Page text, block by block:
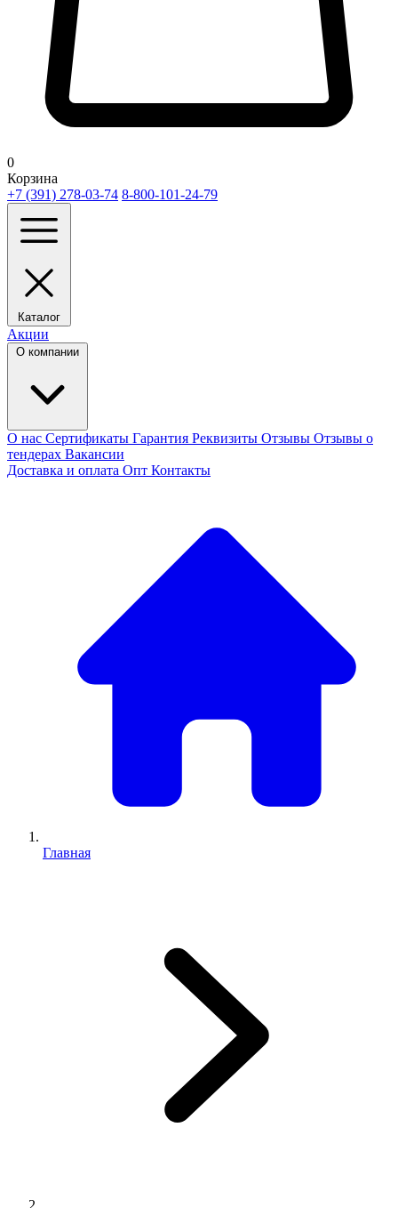
0
Корзина
+7 (391) 278-03-74 8-800-101-24-79
Каталог
Акции
О компании
О нас Сертификаты Гарантия Реквизиты Отзывы Отзывы о
тендерах Вакансии
Доставка и оплата Опт Контакты
Главная